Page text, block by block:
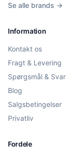
Se alle brands →
Information
Kontakt os
Fragt & Levering
Spørgsmål & Svar
Blog
Salgsbetingelser
Privatliv
Fordele